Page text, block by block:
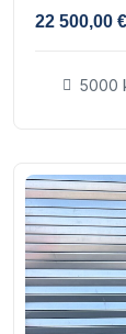
22 500,00
5000